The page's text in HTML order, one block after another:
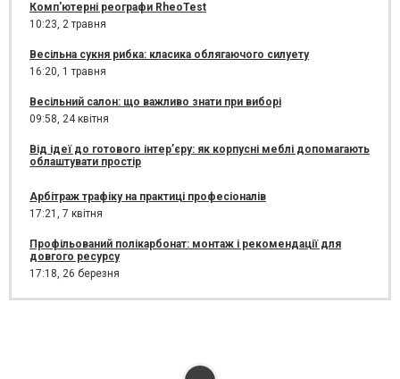
Комп'ютерні реографи RheoTest
10:23, 2 травня
Весільна сукня рибка: класика облягаючого силуету
16:20, 1 травня
Весільний салон: що важливо знати при виборі
09:58, 24 квітня
Від ідеї до готового інтер’єру: як корпусні меблі допомагають
облаштувати простір
Арбітраж трафіку на практиці професіоналів
17:21, 7 квітня
Профільований полікарбонат: монтаж і рекомендації для
довгого ресурсу
17:18, 26 березня